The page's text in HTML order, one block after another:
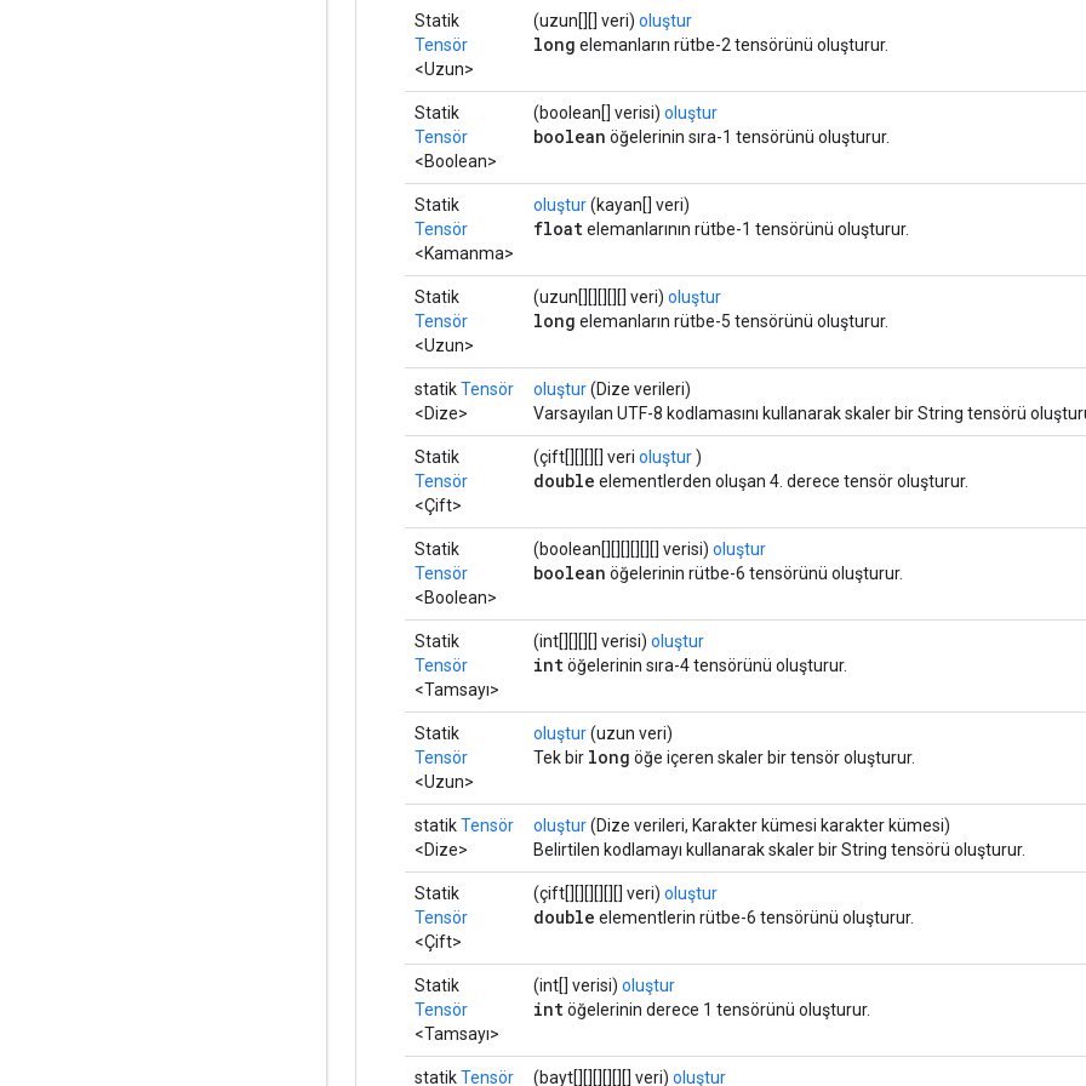
Statik
Tensör
<Uzun>
(uzun[][] veri) oluştur
long elemanların rütbe-2 tensörünü oluşturur.
Statik
Tensör
<Boolean>
(boolean[] verisi) oluştur
boolean öğelerinin sıra-1 tensörünü oluşturur.
Statik
Tensör
<Kamanma>
oluştur(kayan[] veri)
floatelemanlarının rütbe-1 tensörünü oluşturur.
Statik
Tensör
<Uzun>
(uzun[][][][][] veri) oluştur
long elemanların rütbe-5 tensörünü oluşturur.
statikTensör
<Dize>
oluştur(Dize verileri)
Varsayılan UTF-8 kodlamasını kullanarak skaler bir String tensörü
Statik
Tensör
<Çift>
(çift[][][][] veri oluştur)
double elementlerden oluşan 4. derece tensör oluşturur.
Statik
Tensör
<Boolean>
(boolean[][][][][][] verisi) oluştur
boolean öğelerinin rütbe-6 tensörünü oluşturur.
Statik
Tensör
<Tamsayı>
(int[][][][] verisi) oluştur
intöğelerinin sıra-4 tensörünü oluşturur.
Statik
Tensör
<Uzun>
oluştur(uzun veri)
Tek bir long öğe içeren skaler bir tensör oluşturur.
statikTensör
<Dize>
oluştur(Dize verileri, Karakter kümesi karakter kümesi)
Belirtilen kodlamayı kullanarak skaler bir String tensörü oluşturur.
Statik
Tensör
<Çift>
(çift[][][][][][] veri) oluştur
double elementlerin rütbe-6 tensörünü oluşturur.
Statik
Tensör
<Tamsayı>
(int[] verisi) oluştur
intöğelerinin derece 1 tensörünü oluşturur.
statikTensör (bayt[][][][][][] veri) oluştur